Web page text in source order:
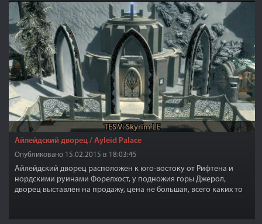
TES V: Skyrim LE
Айлейдский дворец / Ayleid Palace
Опубликовано 15.02.2015 в 18:03:45
Айлейдский дворец расположен к юго-востоку от Рифтена и
нордскими руинами Форелхост, у подножия горы Джерол,
дворец выставлен на продажу, цена не большая, всего каких то